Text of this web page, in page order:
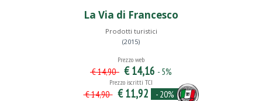
La Via di Francesco
Prodotti turistici
(2015)
Prezzo web
€ 14,90 € 14,16 - 5%
Prezzo iscritti TCI
€ 14,90 € 11,92 - 20%